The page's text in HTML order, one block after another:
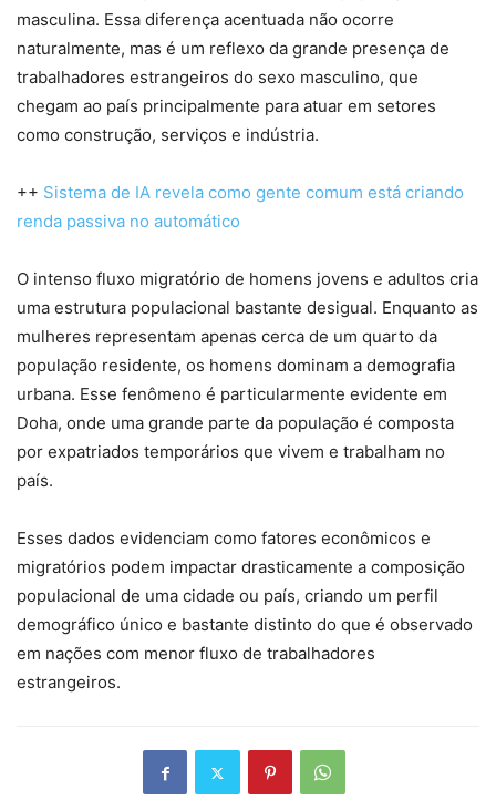
masculina. Essa diferença acentuada não ocorre
naturalmente, mas é um reflexo da grande presença de
trabalhadores estrangeiros do sexo masculino, que
chegam ao país principalmente para atuar em setores
como construção, serviços e indústria.
++ Sistema de IA revela como gente comum está criando
renda passiva no automático
O intenso fluxo migratório de homens jovens e adultos cria
uma estrutura populacional bastante desigual. Enquanto as
mulheres representam apenas cerca de um quarto da
população residente, os homens dominam a demografia
urbana. Esse fenômeno é particularmente evidente em
Doha, onde uma grande parte da população é composta
por expatriados temporários que vivem e trabalham no
país.
Esses dados evidenciam como fatores econômicos e
migratórios podem impactar drasticamente a composição
populacional de uma cidade ou país, criando um perfil
demográfico único e bastante distinto do que é observado
em nações com menor fluxo de trabalhadores
estrangeiros.